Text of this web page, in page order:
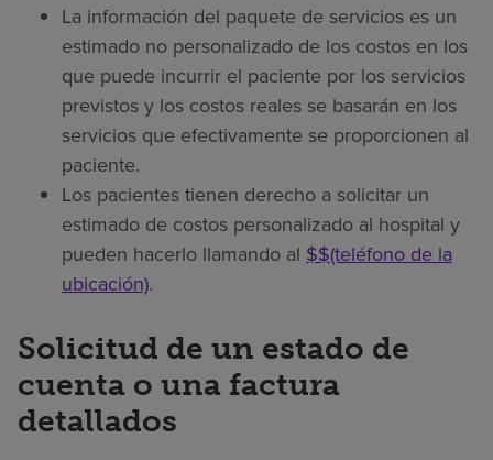
La información del paquete de servicios es un
estimado no personalizado de los costos en los
que puede incurrir el paciente por los servicios
previstos y los costos reales se basarán en los
servicios que efectivamente se proporcionen al
paciente.
Los pacientes tienen derecho a solicitar un
estimado de costos personalizado al hospital y
pueden hacerlo llamando al $$(teléfono de la
ubicación).
Solicitud de un estado de
cuenta o una factura
detallados